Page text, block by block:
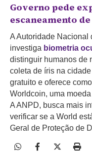
Governo pede
escaneamento
A Autoridade Nacional
investiga biometria
distinguir humanos de
coleta de íris na
gratuito e oferece
Worldcoin, uma
A ANPD, busca mais
verificar se a World
Geral de Proteção de